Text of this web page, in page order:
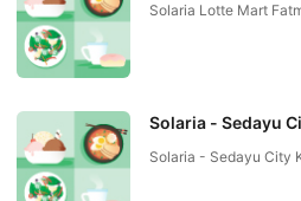
Solaria Lotte Mart
Solaria - Sedayu
Solaria - Sedayu City